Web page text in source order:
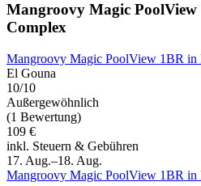
Mangroovy Magic
Complex
Mangroovy Magic PoolView 1BR in
El Gouna
10/10
Außergewöhnlich
(1 Bewertung)
109 €
inkl. Steuern & Gebühren
17. Aug.–18. Aug.
Mangroovy Magic PoolView 1BR in